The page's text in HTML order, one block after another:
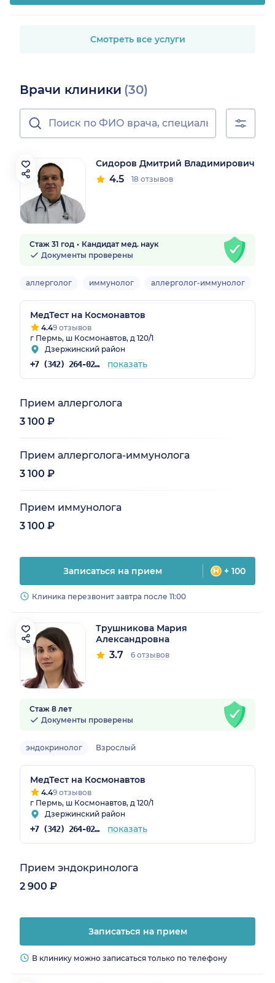
Смотреть все услуги
Врачи клиники (30)
Сидоров Дмитрий Владимирович
4.5 18 отзывов
Стаж 31 год
Кандидат мед. наук
Документы проверены
аллерголог иммунолог аллерголог-иммунолог
МедТест на Космонавтов
4.49 отзывов
г Пермь, ш Космонавтов, д 120/1
Дзержинский район
+7 (342) 264-02-09 показать
Прием аллерголога
3 100 ₽
Прием аллерголога-иммунолога
3 100 ₽
Прием иммунолога
3 100 ₽
Записаться на прием + 100
Клиника перезвонит завтра после 11:00
Трушникова Мария
Александровна
3.7 6 отзывов
Стаж 8 лет
Документы проверены
эндокринолог Взрослый
МедТест на Космонавтов
4.49 отзывов
г Пермь, ш Космонавтов, д 120/1
Дзержинский район
+7 (342) 264-02-09 показать
Прием эндокринолога
2 900 ₽
Записаться на прием
В клинику можно записаться только по телефону